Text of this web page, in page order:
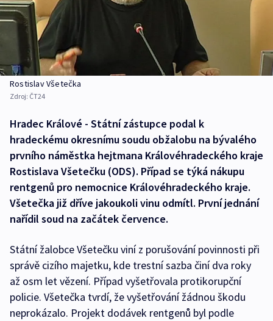
Rostislav Všetečka
Zdroj: ČT24
Hradec Králové - Státní zástupce podal k
hradeckému okresnímu soudu obžalobu na bývalého
prvního náměstka hejtmana Královéhradeckého kraje
Rostislava Všetečku (ODS). Případ se týká nákupu
rentgenů pro nemocnice Královéhradeckého kraje.
Všetečka již dříve jakoukoli vinu odmítl. První jednání
nařídil soud na začátek července.
Státní žalobce Všetečku viní z porušování povinnosti při
správě cizího majetku, kde trestní sazba činí dva roky
až osm let vězení. Případ vyšetřovala protikorupční
policie. Všetečka tvrdí, že vyšetřování žádnou škodu
neprokázalo. Projekt dodávek rentgenů byl podle